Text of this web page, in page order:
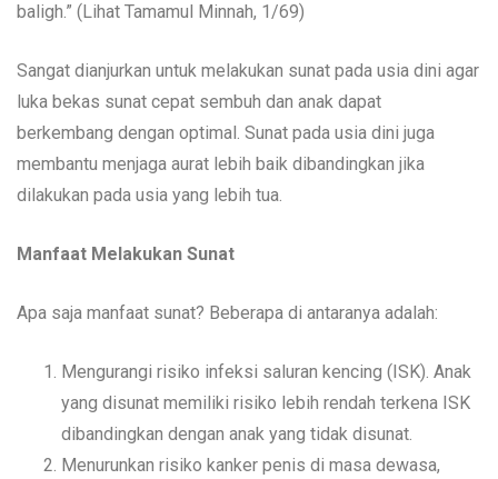
baligh.” (Lihat Tamamul Minnah, 1/69)
Sangat dianjurkan untuk melakukan sunat pada usia dini agar
luka bekas sunat cepat sembuh dan anak dapat
berkembang dengan optimal. Sunat pada usia dini juga
membantu menjaga aurat lebih baik dibandingkan jika
dilakukan pada usia yang lebih tua.
Manfaat Melakukan Sunat
Apa saja manfaat sunat? Beberapa di antaranya adalah:
Mengurangi risiko infeksi saluran kencing (ISK). Anak
yang disunat memiliki risiko lebih rendah terkena ISK
dibandingkan dengan anak yang tidak disunat.
Menurunkan risiko kanker penis di masa dewasa,